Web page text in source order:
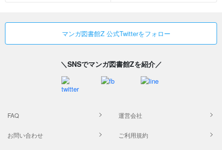
マンガ図書館Z 公式Twitterをフォロー
＼SNSでマンガ図書館Zを紹介／
FAQ 運営会社
お問い合わせ ご利用規約